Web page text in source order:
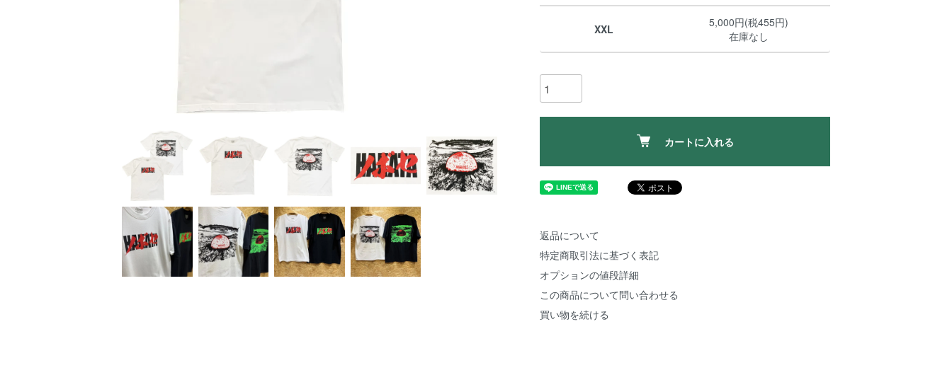
XXL
5,000円(税455円)
在庫なし
カートに入れる
返品について
特定商取引法に基づく表記
オプションの値段詳細
この商品について問い合わせる
買い物を続ける